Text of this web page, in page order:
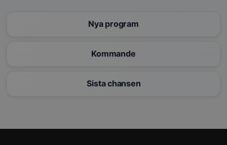
Nya program
Kommande
Sista chansen